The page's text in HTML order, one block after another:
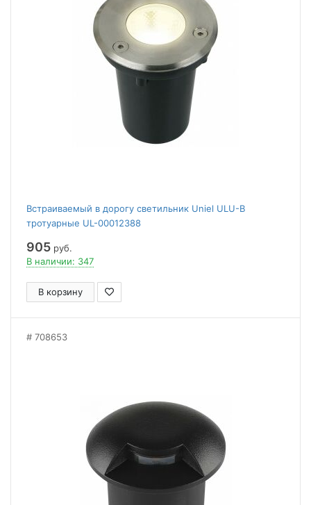
Встраиваемый в дорогу светильник Uniel ULU-B
тротуарные UL-00012388
905 руб.
В наличии: 347
В корзину
708653